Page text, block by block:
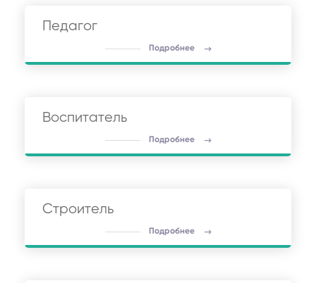
Педагог
Подробнее
Воспитатель
Подробнее
Строитель
Подробнее